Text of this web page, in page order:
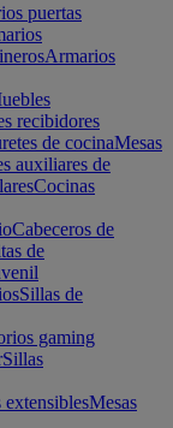
puertas
Armarios
recibidores
de cocinaMesas
auxiliares de
Cocinas
Cabeceros de
de
Sillas de
gaming
Sillas
extensiblesMesas